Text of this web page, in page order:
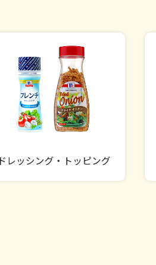
ドレッシング・トッピング